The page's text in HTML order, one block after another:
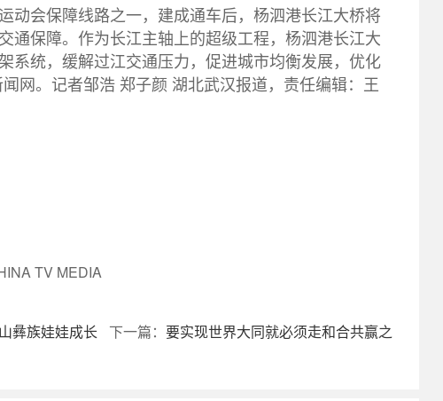
动会保障线路之一，建成通车后，杨泗港长江大桥将
通保障。作为长江主轴上的超级工程，杨泗港长江大
系统，缓解过江交通压力，促进城市均衡发展，优化
网。记者邹浩 郑子颜 湖北武汉报道，责任编辑：王
TV MEDIA
下一篇： 要实现世界大同就必须走和合共赢之
彝族娃娃成长